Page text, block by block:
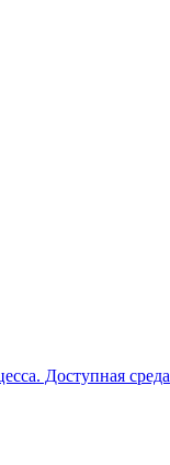
Доступная среда